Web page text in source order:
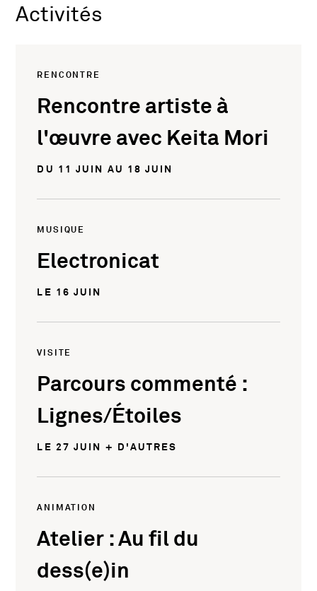
Activités
RENCONTRE
Rencontre artiste à
l'œuvre avec Keita Mori
DU 11 JUIN AU 18 JUIN
MUSIQUE
Electronicat
LE 16 JUIN
VISITE
Parcours commenté :
Lignes/Étoiles
LE 27 JUIN + D'AUTRES
ANIMATION
Atelier : Au fil du
dess(e)in